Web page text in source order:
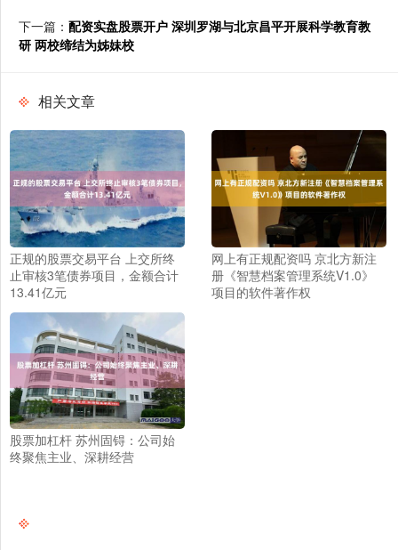
下一篇： 配资实盘股票开户 深圳罗湖与北京昌平开展科学教育教
研 两校缔结为姊妹校
相关文章
正规的股票交易平台 上交所终
止审核3笔债券项目，金额合计
13.41亿元
网上有正规配资吗 京北方新注
册《智慧档案管理系统V1.0》
项目的软件著作权
股票加杠杆 苏州固锝：公司始
终聚焦主业、深耕经营